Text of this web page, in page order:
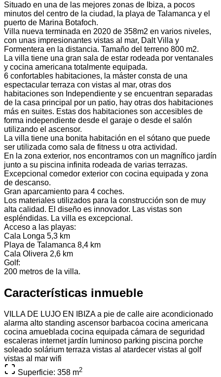
Situado en una de las mejores zonas de Ibiza, a pocos
minutos del centro de la ciudad, la playa de Talamanca y el
puerto de Marina Botafoch.
Villa nueva terminada en 2020 de 358m2 en varios niveles,
con unas impresionantes vistas al mar, Dalt Villa y
Formentera en la distancia. Tamaño del terreno 800 m2.
La villa tiene una gran sala de estar rodeada por ventanales
y cocina americana totalmente equipada.
6 confortables habitaciones, la máster consta de una
espectacular terraza con vistas al mar, otras dos
habitaciones son Independiente y se encuentran separadas
de la casa principal por un patio, hay otras dos habitaciones
más en suites. Estas dos habitaciones son accesibles de
forma independiente desde el garaje o desde el salón
utilizando el ascensor.
La villa tiene una bonita habitación en el sótano que puede
ser utilizada como sala de fitness u otra actividad.
En la zona exterior, nos encontramos con un magnífico jardín
junto a su piscina infinita rodeada de varias terrazas.
Excepcional comedor exterior con cocina equipada y zona
de descanso.
Gran aparcamiento para 4 coches.
Los materiales utilizados para la construcción son de muy
alta calidad. El diseño es innovador. Las vistas son
espléndidas. La villa es excepcional.
Acceso a las playas:
Cala Longa 5,3 km
Playa de Talamanca 8,4 km
Cala Olivera 2,6 km
Golf:
200 metros de la villa.
Características inmueble
VILLA DE LUJO EN IBIZAa pie de calle aire acondicionado
alarma alto standing ascensor barbacoa cocina americana
cocina amueblada cocina equipada cámara de seguridad
escaleras internet jardín luminoso parking piscina porche
soleado solárium terraza vistas al atardecer vistas al golf
vistas al mar wifi
Superficie: 358 m2